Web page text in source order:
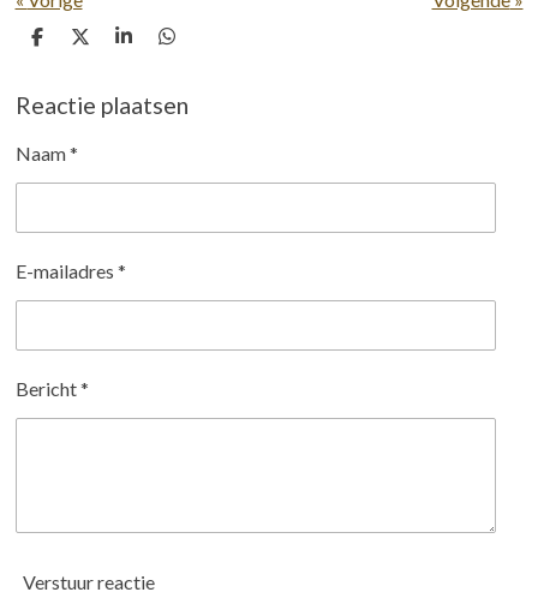
D
e
n
D
l
S
r
e
D
e
n
Reactie plaatsen
Naam *
E-mailadres *
Bericht *
Verstuur reactie